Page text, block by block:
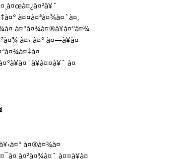
à¤¤à¤ªà¤¾à¤ˆà¤‚
à¤°à¤¾à¤®à¥à¤°à¤¾
à¤› à¤° à¤—à¥à¤
à¤
à¤®à¤¾à¤
à¤¤à¥à¤